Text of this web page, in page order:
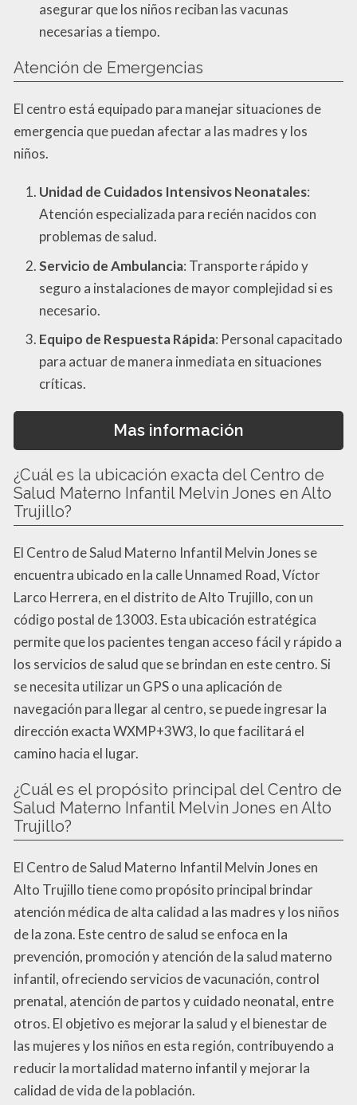
asegurar que los niños reciban las vacunas
necesarias a tiempo.
Atención de Emergencias
El centro está equipado para manejar situaciones de
emergencia que puedan afectar a las madres y los
niños.
Unidad de Cuidados Intensivos Neonatales:
Atención especializada para recién nacidos con
problemas de salud.
Servicio de Ambulancia: Transporte rápido y
seguro a instalaciones de mayor complejidad si es
necesario.
Equipo de Respuesta Rápida: Personal capacitado
para actuar de manera inmediata en situaciones
críticas.
Mas información
¿Cuál es la ubicación exacta del Centro de
Salud Materno Infantil Melvin Jones en Alto
Trujillo?
El Centro de Salud Materno Infantil Melvin Jones se
encuentra ubicado en la calle Unnamed Road, Víctor
Larco Herrera, en el distrito de Alto Trujillo, con un
código postal de 13003. Esta ubicación estratégica
permite que los pacientes tengan acceso fácil y rápido a
los servicios de salud que se brindan en este centro. Si
se necesita utilizar un GPS o una aplicación de
navegación para llegar al centro, se puede ingresar la
dirección exacta WXMP+3W3, lo que facilitará el
camino hacia el lugar.
¿Cuál es el propósito principal del Centro de
Salud Materno Infantil Melvin Jones en Alto
Trujillo?
El Centro de Salud Materno Infantil Melvin Jones en
Alto Trujillo tiene como propósito principal brindar
atención médica de alta calidad a las madres y los niños
de la zona. Este centro de salud se enfoca en la
prevención, promoción y atención de la salud materno
infantil, ofreciendo servicios de vacunación, control
prenatal, atención de partos y cuidado neonatal, entre
otros. El objetivo es mejorar la salud y el bienestar de
las mujeres y los niños en esta región, contribuyendo a
reducir la mortalidad materno infantil y mejorar la
calidad de vida de la población.